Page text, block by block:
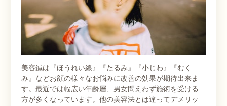
美容鍼は『ほうれい線』『たるみ』『小じわ』『むく
み』などお顔の様々なお悩みに改善の効果が期待出来ま
す。最近では幅広い年齢層、男女問えわず施術を受ける
方が多くなっています。他の美容法とは違ってデメリッ